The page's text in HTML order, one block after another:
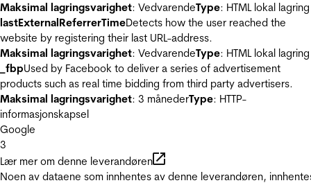
Maksimal lagringsvarighet: VedvarendeType: HTML lokal lagring
lastExternalReferrerTimeDetects how the user reached the
website by registering their last URL-address.
Maksimal lagringsvarighet: VedvarendeType: HTML lokal lagring
_fbpUsed by Facebook to deliver a series of advertisement
products such as real time bidding from third party advertisers.
Maksimal lagringsvarighet: 3 månederType: HTTP-
informasjonskapsel
Google
3
Lær mer om denne leverandøren
Noen av dataene som innhentes av denne leverandøren,